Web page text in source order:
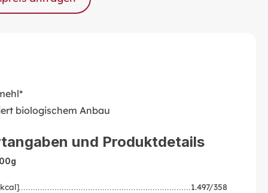
biologischem Anbau
und Produktdetails
1.497/358